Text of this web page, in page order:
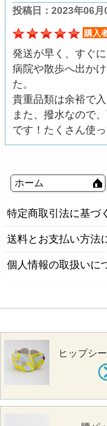
投稿日：2023年06月
購入
発送が早く、すぐに
病院や散歩へ出か
た。
貴重品類は余裕で
また、撥水なので
です！たくさん使
ホーム
特定商取引法に基づ
送料とお支払い方法
個人情報の取扱いに
ヒップシ